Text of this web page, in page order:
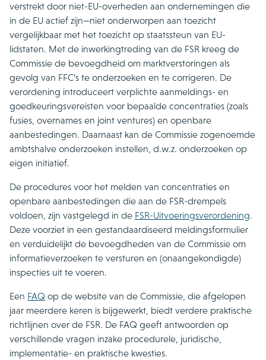
verstrekt door niet-EU-overheden aan ondernemingen die
in de EU actief zijn—niet onderworpen aan toezicht
vergelijkbaar met het toezicht op staatssteun van EU-
lidstaten. Met de inwerkingtreding van de FSR kreeg de
Commissie de bevoegdheid om marktverstoringen als
gevolg van FFC’s te onderzoeken en te corrigeren. De
verordening introduceert verplichte aanmeldings- en
goedkeuringsvereisten voor bepaalde concentraties (zoals
fusies, overnames en joint ventures) en openbare
aanbestedingen. Daarnaast kan de Commissie zogenoemde
ambtshalve onderzoeken instellen, d.w.z. onderzoeken op
eigen initiatief.
De procedures voor het melden van concentraties en
openbare aanbestedingen die aan de FSR-drempels
voldoen, zijn vastgelegd in de FSR-Uitvoeringsverordening.
Deze voorziet in een gestandaardiseerd meldingsformulier
en verduidelijkt de bevoegdheden van de Commissie om
informatieverzoeken te versturen en (onaangekondigde)
inspecties uit te voeren.
Een FAQ op de website van de Commissie, die afgelopen
jaar meerdere keren is bijgewerkt, biedt verdere praktische
richtlijnen over de FSR. De FAQ geeft antwoorden op
verschillende vragen inzake procedurele, juridische,
implementatie- en praktische kwesties.